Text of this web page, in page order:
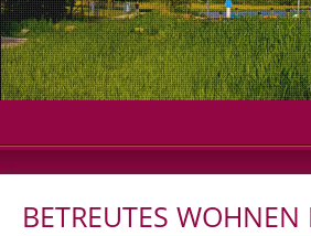
BETREUTES